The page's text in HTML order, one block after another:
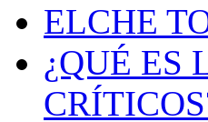
ELCHE
¿QUÉ ES